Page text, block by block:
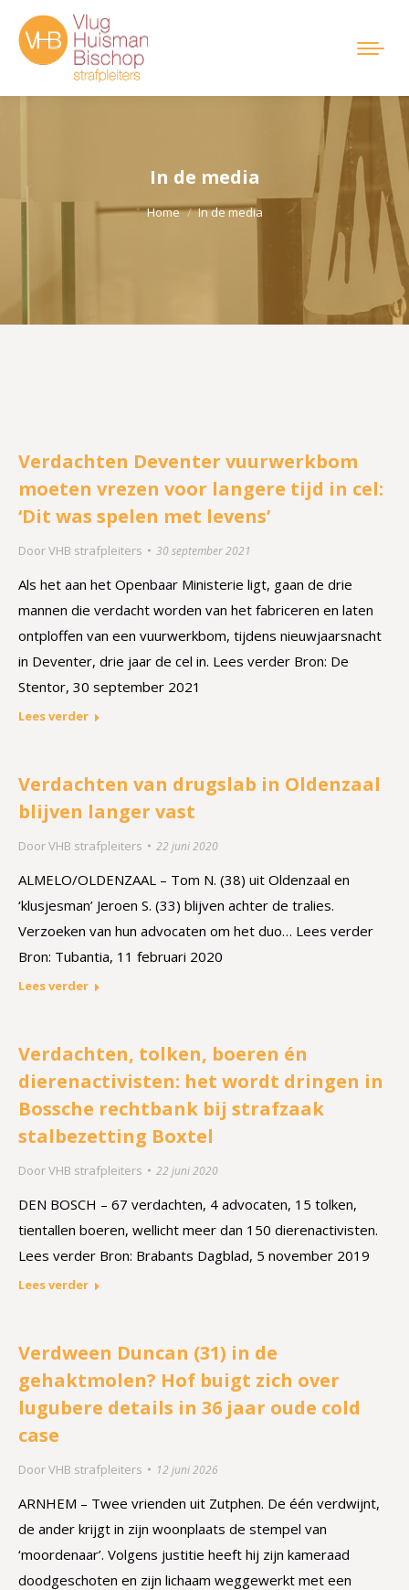
In de media
Home In de media
Verdachten Deventer vuurwerkbom
moeten vrezen voor langere tijd in cel:
‘Dit was spelen met levens’
DoorVHB strafpleiters 30 september 2021
Als het aan het Openbaar Ministerie ligt, gaan de drie
mannen die verdacht worden van het fabriceren en laten
ontploffen van een vuurwerkbom, tijdens nieuwjaarsnacht
in Deventer, drie jaar de cel in. Lees verder Bron: De
Stentor, 30 september 2021
Lees verder
Verdachten van drugslab in Oldenzaal
blijven langer vast
DoorVHB strafpleiters 22 juni 2020
ALMELO/OLDENZAAL – Tom N. (38) uit Oldenzaal en
‘klusjesman’ Jeroen S. (33) blijven achter de tralies.
Verzoeken van hun advocaten om het duo… Lees verder
Bron: Tubantia, 11 februari 2020
Lees verder
Verdachten, tolken, boeren én
dierenactivisten: het wordt dringen in
Bossche rechtbank bij strafzaak
stalbezetting Boxtel
DoorVHB strafpleiters 22 juni 2020
DEN BOSCH – 67 verdachten, 4 advocaten, 15 tolken,
tientallen boeren, wellicht meer dan 150 dierenactivisten.
Lees verder Bron: Brabants Dagblad, 5 november 2019
Lees verder
Verdween Duncan (31) in de
gehaktmolen? Hof buigt zich over
lugubere details in 36 jaar oude cold
case
DoorVHB strafpleiters 12 juni 2026
ARNHEM – Twee vrienden uit Zutphen. De één verdwijnt,
de ander krijgt in zijn woonplaats de stempel van
‘moordenaar’. Volgens justitie heeft hij zijn kameraad
doodgeschoten en zijn lichaam weggewerkt met een